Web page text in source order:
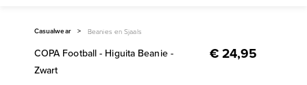
Casualwear > Beanies en Sjaals
COPA Football - Higuita Beanie -
Zwart
€ 24,95